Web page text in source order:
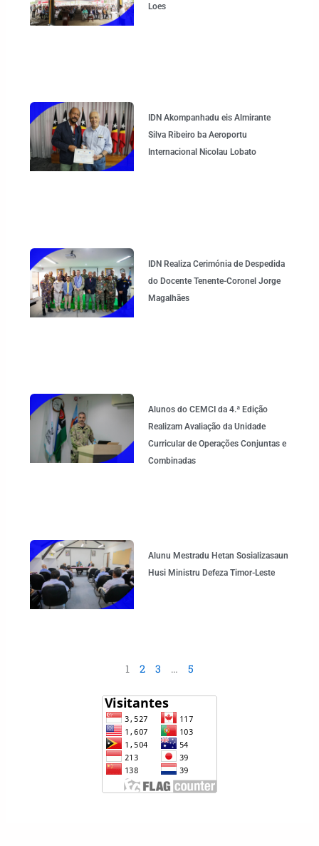
Loes
IDN Akompanhadu eis Almirante
Silva Ribeiro ba Aeroportu
Internacional Nicolau Lobato
IDN Realiza Cerimónia de Despedida
do Docente Tenente-Coronel Jorge
Magalhães
Alunos do CEMCI da 4.ª Edição
Realizam Avaliação da Unidade
Curricular de Operações Conjuntas e
Combinadas
Alunu Mestradu Hetan Sosializasaun
Husi Ministru Defeza Timor-Leste
1 2 3 … 5